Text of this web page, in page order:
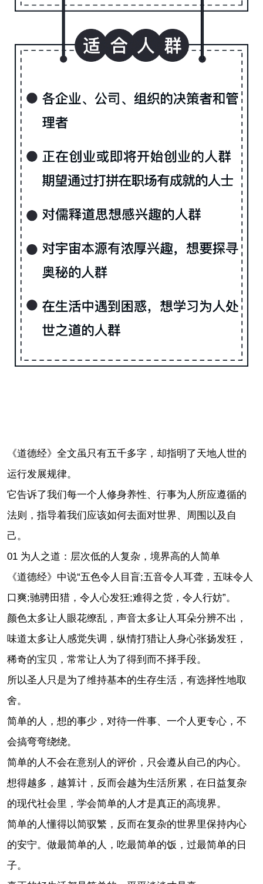
《道德经》全文虽只有五千多字，却指明了天地人世的
运行发展规律。
它告诉了我们每一个人修身养性、行事为人所应遵循的
法则，指导着我们应该如何去面对世界、周围以及自
己。
01 为人之道：层次低的人复杂，境界高的人简单
《道德经》中说“五色令人目盲;五音令人耳聋，五味令人
口爽;驰骋田猎，令人心发狂;难得之货，令人行妨”。
颜色太多让人眼花缭乱，声音太多让人耳朵分辨不出，
味道太多让人感觉失调，纵情打猎让人身心张扬发狂，
稀奇的宝贝，常常让人为了得到而不择手段。
所以圣人只是为了维持基本的生存生活，有选择性地取
舍。
简单的人，想的事少，对待一件事、一个人更专心，不
会搞弯弯绕绕。
简单的人不会在意别人的评价，只会遵从自己的内心。
想得越多，越算计，反而会越为生活所累，在日益复杂
的现代社会里，学会简单的人才是真正的高境界。
简单的人懂得以简驭繁，反而在复杂的世界里保持内心
的安宁。做最简单的人，吃最简单的饭，过最简单的日
子。